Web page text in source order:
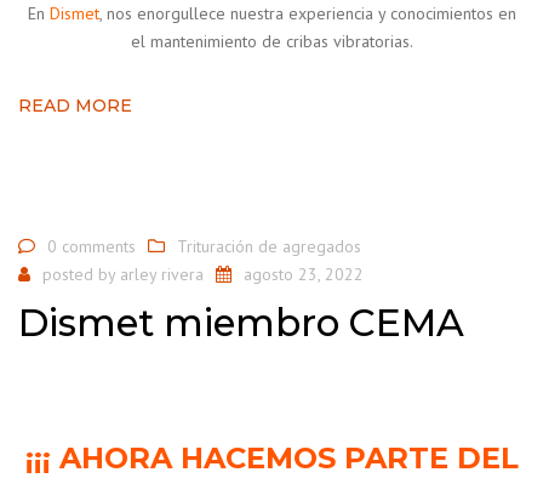
En Dismet, nos enorgullece nuestra experiencia y conocimientos en
el mantenimiento de cribas vibratorias.
READ MORE
0 comments
Trituración de agregados
posted by arley rivera agosto 23, 2022
Dismet miembro CEMA
¡¡¡ AHORA HACEMOS PARTE DEL